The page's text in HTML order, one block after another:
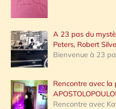
A 23 pas du
Peters, Robert
Bienvenue à 23
Rencontre avec la
Rencontre avec